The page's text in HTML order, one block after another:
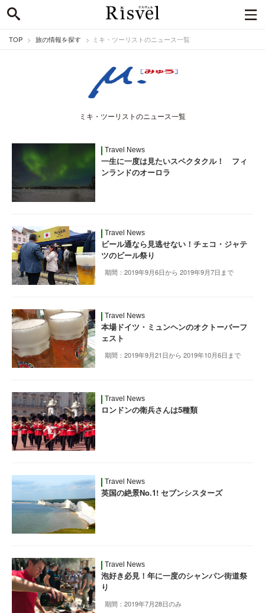
TOP 旅の情報を探す ミキ・ツーリストのニュース一覧
ミキ・ツーリストのニュース一覧
Travel News
一生に一度は見たいスペクタクル！ フィ
ンランドのオーロラ
Travel News
ビール通なら見逃せない！チェコ・ジャテ
ツのビール祭り
期間：2019年9月6日から 2019年9月7日まで
Travel News
本場ドイツ・ミュンヘンのオクトーバーフ
ェスト
期間：2019年9月21日から 2019年10月6日まで
Travel News
ロンドンの衛兵さんは5種類
Travel News
英国の絶景No.1! セブンシスターズ
Travel News
泡好き必見！年に一度のシャンパン街道祭
り
期間：2019年7月28日のみ